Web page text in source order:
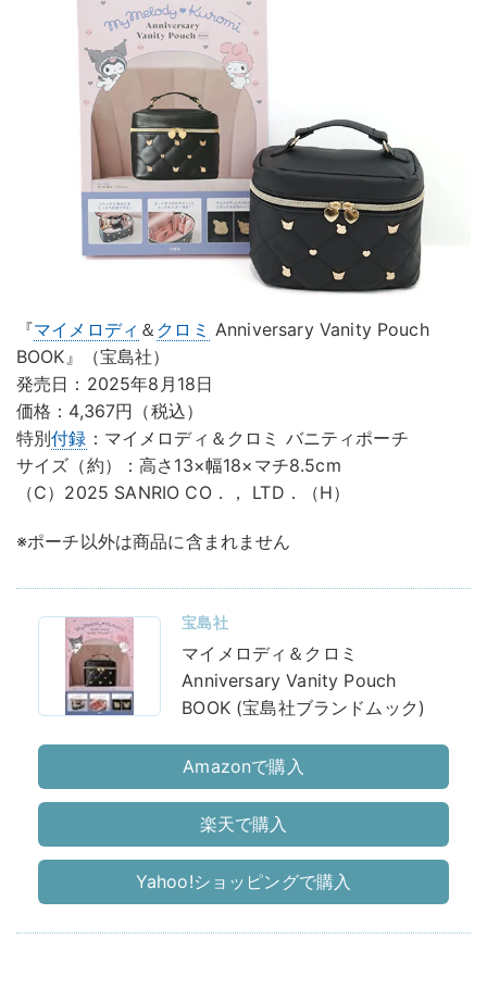
『マイメロディ ＆ クロミ Anniversary Vanity Pouch
BOOK』（宝島社）
発売日：2025年8月18日
価格：4,367円（税込）
特別付録 ：マイメロディ＆クロミ バニティポーチ
サイズ（約）：高さ13×幅18×マチ8.5cm
（C）2025 SANRIO CO．， LTD．（H）
※ポーチ以外は商品に含まれません
宝島社
マイメロディ＆クロミ
Anniversary Vanity Pouch
BOOK (宝島社ブランドムック)
Amazonで購入
楽天で購入
Yahoo!ショッピングで購入